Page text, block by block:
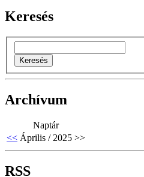
Keresés
Archívum
Naptár
<< Április / 2025 >>
RSS